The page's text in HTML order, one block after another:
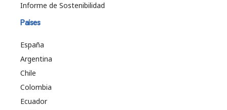
Informe de Sostenibilidad
Países
España
Argentina
Chile
Colombia
Ecuador